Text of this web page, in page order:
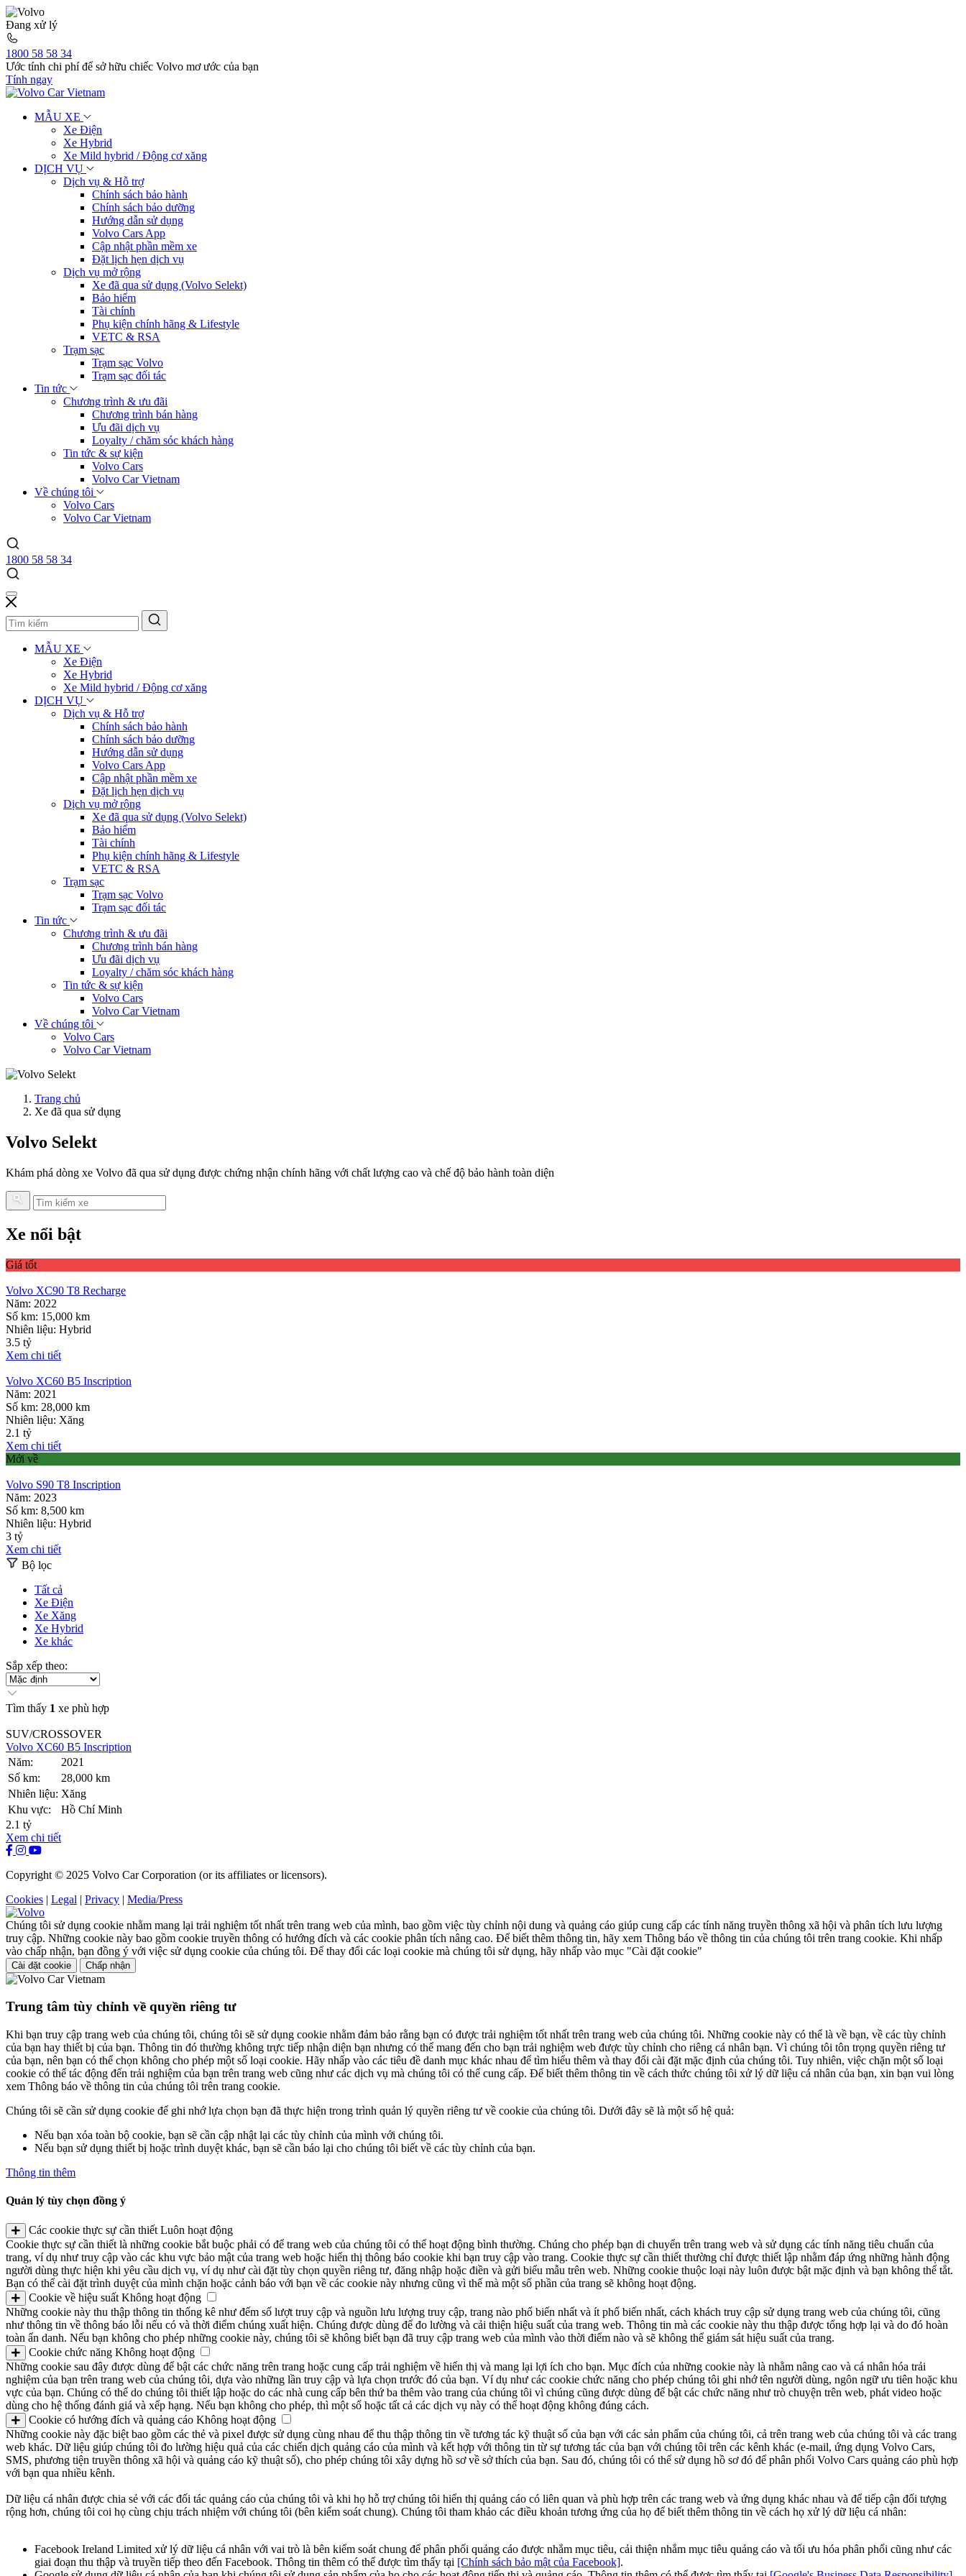
Đang xử lý
1800 58 58 34
Ước tính chi phí để sở hữu chiếc Volvo mơ ước của bạn
Tính ngay
MẪU XE
Xe Điện
Xe Hybrid
Xe Mild hybrid / Động cơ xăng
DỊCH VỤ
Dịch vụ & Hỗ trợ
Chính sách bảo hành
Chính sách bảo dưỡng
Hướng dẫn sử dụng
Volvo Cars App
Cập nhật phần mềm xe
Đặt lịch hẹn dịch vụ
Dịch vụ mở rộng
Xe đã qua sử dụng (Volvo Selekt)
Bảo hiểm
Tài chính
Phụ kiện chính hãng & Lifestyle
VETC & RSA
Trạm sạc
Trạm sạc Volvo
Trạm sạc đối tác
Tin tức
Chương trình & ưu đãi
Chương trình bán hàng
Ưu đãi dịch vụ
Loyalty / chăm sóc khách hàng
Tin tức & sự kiện
Volvo Cars
Volvo Car Vietnam
Về chúng tôi
Volvo Cars
Volvo Car Vietnam
1800 58 58 34
MẪU XE
Xe Điện
Xe Hybrid
Xe Mild hybrid / Động cơ xăng
DỊCH VỤ
Dịch vụ & Hỗ trợ
Chính sách bảo hành
Chính sách bảo dưỡng
Hướng dẫn sử dụng
Volvo Cars App
Cập nhật phần mềm xe
Đặt lịch hẹn dịch vụ
Dịch vụ mở rộng
Xe đã qua sử dụng (Volvo Selekt)
Bảo hiểm
Tài chính
Phụ kiện chính hãng & Lifestyle
VETC & RSA
Trạm sạc
Trạm sạc Volvo
Trạm sạc đối tác
Tin tức
Chương trình & ưu đãi
Chương trình bán hàng
Ưu đãi dịch vụ
Loyalty / chăm sóc khách hàng
Tin tức & sự kiện
Volvo Cars
Volvo Car Vietnam
Về chúng tôi
Volvo Cars
Volvo Car Vietnam
Trang chủ
Xe đã qua sử dụng
Volvo Selekt
Khám phá dòng xe Volvo đã qua sử dụng được chứng nhận chính hãng với chất lượng cao và chế độ bảo hành toàn diện
Xe nổi bật
Giá tốt
Volvo XC90 T8 Recharge
Năm: 2022
Số km: 15,000 km
Nhiên liệu: Hybrid
3.5 tỷ
Xem chi tiết
Volvo XC60 B5 Inscription
Năm: 2021
Số km: 28,000 km
Nhiên liệu: Xăng
2.1 tỷ
Xem chi tiết
Mới về
Volvo S90 T8 Inscription
Năm: 2023
Số km: 8,500 km
Nhiên liệu: Hybrid
3 tỷ
Xem chi tiết
Bộ lọc
Tất cả
Xe Điện
Xe Xăng
Xe Hybrid
Xe khác
Sắp xếp theo:
Tìm thấy 1 xe phù hợp
SUV/CROSSOVER
Volvo XC60 B5 Inscription
Năm:
2021
Số km:
28,000 km
Nhiên liệu: Xăng
Khu vực:
Hồ Chí Minh
2.1 tỷ
Xem chi tiết
Copyright © 2025 Volvo Car Corporation (or its affiliates or licensors).
Cookies | Legal | Privacy | Media/Press
Chúng tôi sử dụng cookie nhằm mang lại trải nghiệm tốt nhất trên trang web của mình, bao gồm việc tùy chỉnh nội dung và quảng cáo giúp cung cấp các tính năng truyền thông xã hội và phân tích lưu lượng
truy cập. Những cookie này bao gồm cookie truyền thông có hướng đích và các cookie phân tích nâng cao. Để biết thêm thông tin, hãy xem Thông báo về thông tin của chúng tôi trên trang cookie. Khi nhấp
vào chấp nhận, bạn đồng ý với việc sử dụng cookie của chúng tôi. Để thay đổi các loại cookie mà chúng tôi sử dụng, hãy nhấp vào mục "Cài đặt cookie"
Cài đặt cookie Chấp nhận
Trung tâm tùy chỉnh về quyền riêng tư
Khi bạn truy cập trang web của chúng tôi, chúng tôi sẽ sử dụng cookie nhằm đảm bảo rằng bạn có được trải nghiệm tốt nhất trên trang web của chúng tôi. Những cookie này có thể là về bạn, về các tùy chỉnh
của bạn hay thiết bị của bạn. Thông tin đó thường không trực tiếp nhận diện bạn nhưng có thể mang đến cho bạn trải nghiệm web được tùy chỉnh cho riêng cá nhân bạn. Vì chúng tôi tôn trọng quyền riêng tư
của bạn, nên bạn có thể chọn không cho phép một số loại cookie. Hãy nhấp vào các tiêu đề danh mục khác nhau để tìm hiểu thêm và thay đổi cài đặt mặc định của chúng tôi. Tuy nhiên, việc chặn một số loại
cookie có thể tác động đến trải nghiệm của bạn trên trang web cũng như các dịch vụ mà chúng tôi có thể cung cấp. Để biết thêm thông tin về cách thức chúng tôi xử lý dữ liệu cá nhân của bạn, xin bạn vui lòng
xem Thông báo về thông tin của chúng tôi trên trang cookie.
Chúng tôi sẽ cần sử dụng cookie để ghi nhớ lựa chọn bạn đã thực hiện trong trình quản lý quyền riêng tư về cookie của chúng tôi. Dưới đây sẽ là một số hệ quả:
Nếu bạn xóa toàn bộ cookie, bạn sẽ cần cập nhật lại các tùy chỉnh của mình với chúng tôi.
Nếu bạn sử dụng thiết bị hoặc trình duyệt khác, bạn sẽ cần báo lại cho chúng tôi biết về các tùy chỉnh của bạn.
Thông tin thêm
Quản lý tùy chọn đồng ý
Các cookie thực sự cần thiết Luôn hoạt động
Cookie thực sự cần thiết là những cookie bắt buộc phải có để trang web của chúng tôi có thể hoạt động bình thường. Chúng cho phép bạn di chuyển trên trang web và sử dụng các tính năng tiêu chuẩn của
trang, ví dụ như truy cập vào các khu vực bảo mật của trang web hoặc hiển thị thông báo cookie khi bạn truy cập vào trang. Cookie thực sự cần thiết thường chỉ được thiết lập nhằm đáp ứng những hành động
người dùng thực hiện khi yêu cầu dịch vụ, ví dụ như cài đặt tùy chọn quyền riêng tư, đăng nhập hoặc điền và gửi biểu mẫu trên web. Những cookie thuộc loại này luôn được bật mặc định và bạn không thể tắt.
Bạn có thể cài đặt trình duyệt của mình chặn hoặc cảnh báo với bạn về các cookie này nhưng cũng vì thế mà một số phần của trang sẽ không hoạt động.
Cookie về hiệu suất Không hoạt động
Những cookie này thu thập thông tin thống kê như đếm số lượt truy cập và nguồn lưu lượng truy cập, trang nào phổ biến nhất và ít phổ biến nhất, cách khách truy cập sử dụng trang web của chúng tôi, cũng
như thông tin về thông báo lỗi nếu có và thời điểm chúng xuất hiện. Chúng được dùng để đo lường và cải thiện hiệu suất của trang web. Thông tin mà các cookie này thu thập được tổng hợp lại và do đó hoàn
toàn ẩn danh. Nếu bạn không cho phép những cookie này, chúng tôi sẽ không biết bạn đã truy cập trang web của mình vào thời điểm nào và sẽ không thể giám sát hiệu suất của trang.
Cookie chức năng Không hoạt động
Những cookie sau đây được dùng để bật các chức năng trên trang hoặc cung cấp trải nghiệm về hiển thị và mang lại lợi ích cho bạn. Mục đích của những cookie này là nhằm nâng cao và cá nhân hóa trải
nghiệm của bạn trên trang web của chúng tôi, dựa vào những lần truy cập và lựa chọn trước đó của bạn. Ví dụ như các cookie chức năng cho phép chúng tôi ghi nhớ tên người dùng, ngôn ngữ ưu tiên hoặc khu
vực của bạn. Chúng có thể do chúng tôi thiết lập hoặc do các nhà cung cấp bên thứ ba thêm vào trang của chúng tôi vì chúng cũng được dùng để bật các chức năng như trò chuyện trên web, phát video hoặc
dùng cho hệ thống đánh giá và xếp hạng. Nếu bạn không cho phép, thì một số hoặc tất cả các dịch vụ này có thể hoạt động không đúng cách.
Cookie có hướng đích và quảng cáo Không hoạt động
Những cookie này đặc biệt bao gồm các thẻ và pixel được sử dụng cùng nhau để thu thập thông tin về tương tác kỹ thuật số của bạn với các sản phẩm của chúng tôi, cả trên trang web của chúng tôi và các trang
web khác. Dữ liệu giúp chúng tôi đo lường hiệu quả của các chiến dịch quảng cáo của mình và kết hợp với thông tin từ sự tương tác của bạn với chúng tôi trên các kênh khác (e-mail, ứng dụng Volvo Cars,
SMS, phương tiện truyền thông xã hội và quảng cáo kỹ thuật số), cho phép chúng tôi xây dựng hồ sơ về sở thích của bạn. Sau đó, chúng tôi có thể sử dụng hồ sơ đó để phân phối Volvo Cars quảng cáo phù hợp
với bạn qua nhiều kênh.
Dữ liệu cá nhân được chia sẻ với các đối tác quảng cáo của chúng tôi và khi họ hỗ trợ chúng tôi hiển thị quảng cáo có liên quan và phù hợp trên các trang web và ứng dụng khác nhau và để tiếp cận đối tượng
rộng hơn, chúng tôi coi họ cùng chịu trách nhiệm với chúng tôi (bên kiểm soát chung). Chúng tôi tham khảo các điều khoản tương ứng của họ để biết thêm thông tin về cách họ xử lý dữ liệu cá nhân:
Facebook Ireland Limited xử lý dữ liệu cá nhân với vai trò là bên kiểm soát chung để phân phối quảng cáo được nhắm mục tiêu, cải thiện nhắm mục tiêu quảng cáo và tối ưu hóa phân phối cũng như các
giai đoạn thu thập và truyền tiếp theo đến Facebook. Thông tin thêm có thể được tìm thấy tại [Chính sách bảo mật của Facebook].